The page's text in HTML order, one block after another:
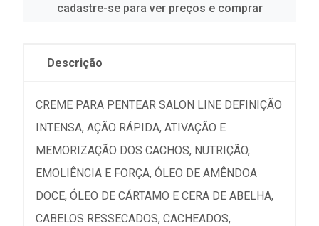
cadastre-se para ver preços e comprar
Descrição
CREME PARA PENTEAR SALON LINE DEFINIÇÃO
INTENSA, AÇÃO RÁPIDA, ATIVAÇÃO E
MEMORIZAÇÃO DOS CACHOS, NUTRIÇÃO,
EMOLIÊNCIA E FORÇA, ÓLEO DE AMÊNDOA
DOCE, ÓLEO DE CÁRTAMO E CERA DE ABELHA,
CABELOS RESSECADOS, CACHEADOS,